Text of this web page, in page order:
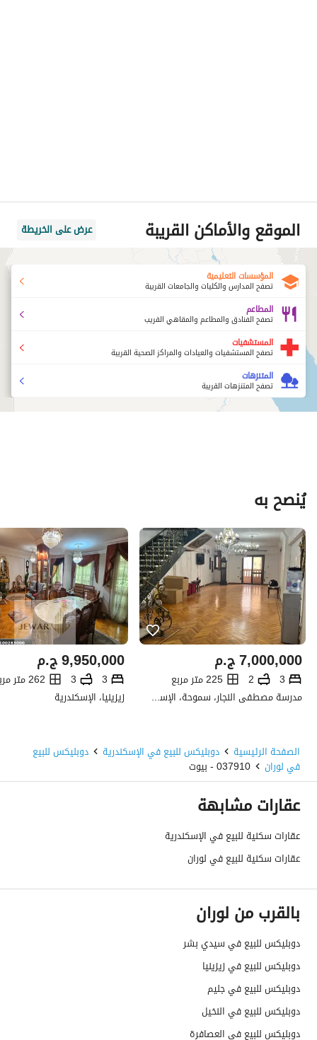
الموقع والأماكن القريبة عرض على الخريطة
المؤسسات التعليمية
تصفح المدارس والكليات والجامعات القريبة
المطاعم
تصفح الفنادق والمطاعم والمقاهي القريب
المستشفيات
تصفح المستشفيات والعيادات والمراكز الصحية القريبة
المتنزهات
تصفح المتنزهات القريبة
يُنصح به
ج.م7,000,000
3
2
225 متر مربع
مدرسة مصطفى النجار، سموحة، الإسكندرية
ج.م9,950,000
3
3
262 متر مربع
زيزينيا، الإسكندرية
الصفحة الرئيسية دوبليكس للبيع في الإسكندرية دوبليكس للبيع
في لوران 037910 - بيوت
عقارات مشابهة
عقارات سكنية للبيع في الإسكندرية
عقارات سكنية للبيع في لوران
بالقرب من لوران
دوبليكس للبيع في سيدي بشر
دوبليكس للبيع في زيزينيا
دوبليكس للبيع في جليم
دوبليكس للبيع في النخيل
دوبليكس للبيع في العصافرة